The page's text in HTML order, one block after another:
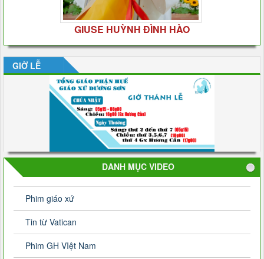
GIUSE HUỲNH ĐÌNH HÀO
GIỜ LỄ
DANH MỤC VIDEO
Phim giáo xứ
Tin từ Vatican
Phim GH VIệt Nam